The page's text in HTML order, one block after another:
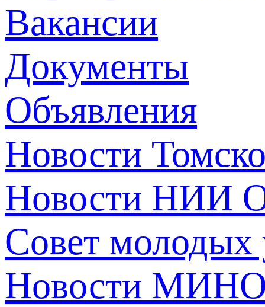
Вакансии
Документы
Объявления
Новости
Новости НИИ
Совет молодых
Новости